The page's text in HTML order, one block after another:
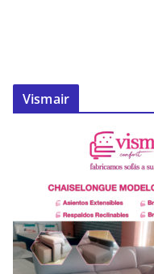
Vismair